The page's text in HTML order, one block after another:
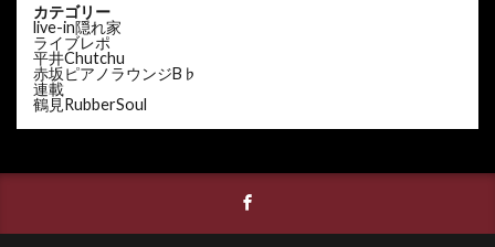
カテゴリー
live-in隠れ家
ライブレポ
平井Chutchu
赤坂ピアノラウンジB♭
連載
鶴見RubberSoul